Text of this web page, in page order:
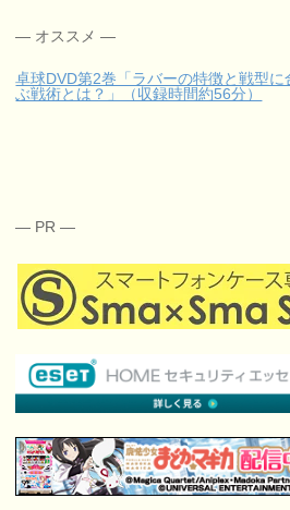
— オススメ —
卓球DVD第2巻「ラバーの特徴と戦型
ぶ戦術とは？」（収録時間約56分）
— PR —